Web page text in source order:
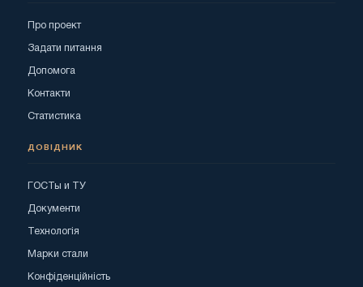
Про проект
Задати питання
Допомога
Контакти
Статистика
ДОВІДНИК
ГОСТы и ТУ
Документи
Технологія
Марки стали
Конфіденційність